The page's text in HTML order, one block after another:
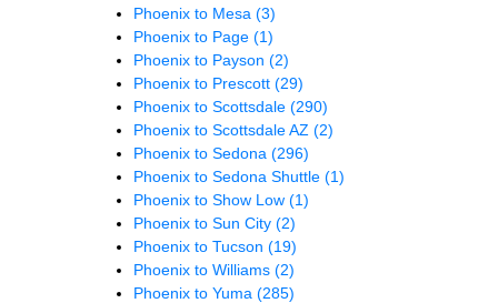
Phoenix to Mesa (3)
Phoenix to Page (1)
Phoenix to Payson (2)
Phoenix to Prescott (29)
Phoenix to Scottsdale (290)
Phoenix to Scottsdale AZ (2)
Phoenix to Sedona (296)
Phoenix to Sedona Shuttle (1)
Phoenix to Show Low (1)
Phoenix to Sun City (2)
Phoenix to Tucson (19)
Phoenix to Williams (2)
Phoenix to Yuma (285)